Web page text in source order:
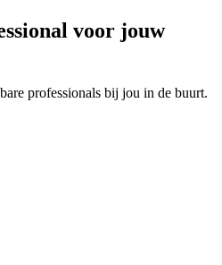
voor jouw
professionals bij jou in de buurt.